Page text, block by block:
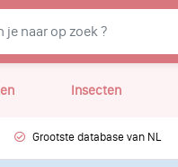
Insecten
Grootste database van NL